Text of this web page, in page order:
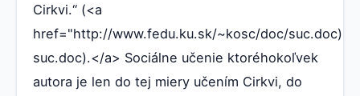
Cirkvi.“ (<a
href="http://www.fedu.ku.sk/~kosc/doc/
suc.doc).</a> Sociálne učenie ktoréhokoľvek
autora je len do tej miery učením Cirkvi, do